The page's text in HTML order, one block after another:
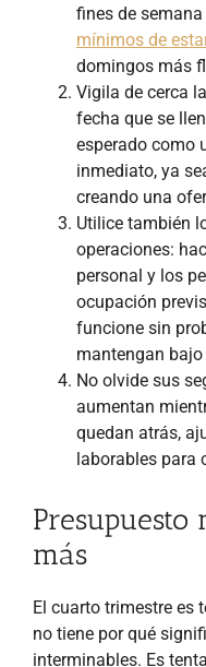
fines de
mínimos de
domingos más
Vigila de cerca
fecha que se
esperado como
inmediato, ya
creando una
Utilice también
operaciones:
personal y los
ocupación
funcione sin
mantengan
No olvide sus
aumentan
quedan atrás,
laborables para
Presupuesto
más
El cuarto trimestre es
no tiene por qué
interminables. Es